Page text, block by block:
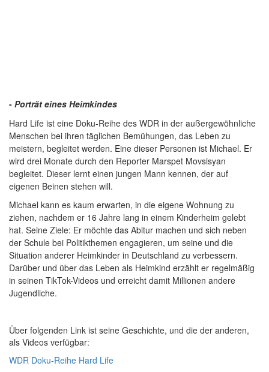
- Porträt eines Heimkindes
Hard Life ist eine Doku-Reihe des WDR in der außergewöhnliche
Menschen bei ihren täglichen Bemühungen, das Leben zu
meistern, begleitet werden. Eine dieser Personen ist Michael. Er
wird drei Monate durch den Reporter Marspet Movsisyan
begleitet. Dieser lernt einen jungen Mann kennen, der auf
eigenen Beinen stehen will.
Michael kann es kaum erwarten, in die eigene Wohnung zu
ziehen, nachdem er 16 Jahre lang in einem Kinderheim gelebt
hat. Seine Ziele: Er möchte das Abitur machen und sich neben
der Schule bei Politikthemen engagieren, um seine und die
Situation anderer Heimkinder in Deutschland zu verbessern.
Darüber und über das Leben als Heimkind erzählt er regelmäßig
in seinen TikTok-Videos und erreicht damit Millionen andere
Jugendliche.
Über folgenden Link ist seine Geschichte, und die der anderen,
als Videos verfügbar:
WDR Doku-Reihe Hard Life